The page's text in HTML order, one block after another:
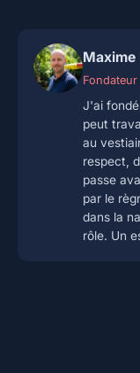
Maxime
J'ai
peut
au
respect,
passe
par le
dans la
rôle. Un